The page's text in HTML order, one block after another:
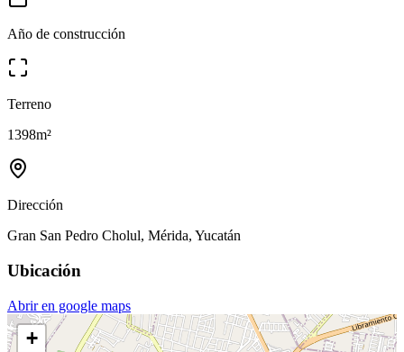
Año de construcción
Terreno
1398m²
Dirección
Gran San Pedro Cholul, Mérida, Yucatán
Ubicación
Abrir en google maps
+